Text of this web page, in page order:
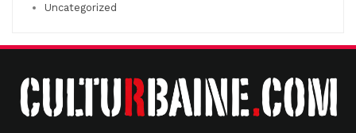
Uncategorized